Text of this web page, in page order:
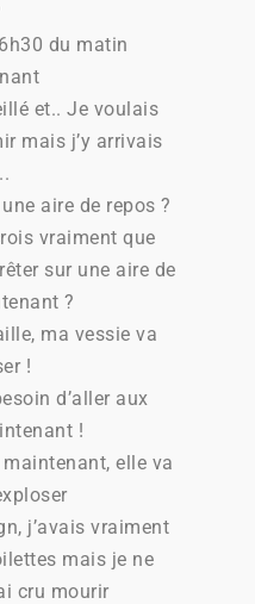
du matin
et.. Je voulais
mais j’y arrivais
aire de repos ?
vraiment que
sur une aire de
?
ma vessie va
!
d’aller aux
!
maintenant, elle va
j’avais vraiment
mais je ne
cru mourir